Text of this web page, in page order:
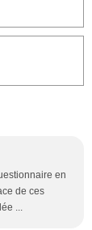
en
de ces
...